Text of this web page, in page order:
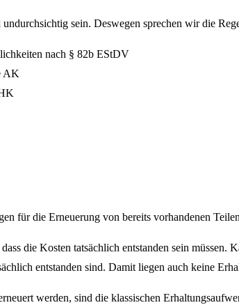
sein. Deswegen sprechen wir die
nach § 82b EStDV
AK
für die Erneuerung von bereits vorhandenen
die Kosten tatsächlich entstanden sein müssen.
entstanden sind. Damit liegen auch keine
werden, sind die klassischen